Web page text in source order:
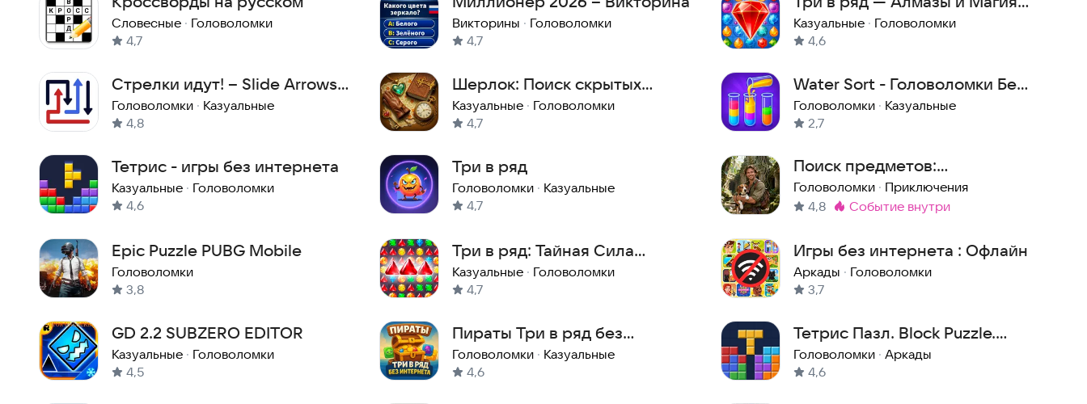
Словесные · Головоломки
4,7
Викторины · Головоломки
4,7
камней в лесу
Казуальные · Головоломки
4,6
Стрелки идут! – Slide Arrows
GO!
Головоломки · Казуальные
4,8
Шерлок: Поиск скрытых
предметов
Казуальные · Головоломки
4,7
Water Sort - Головоломки Без
Интернета
Головоломки · Казуальные
2,7
Тетрис - игры без интернета
Казуальные · Головоломки
4,6
Три в ряд
Головоломки · Казуальные
4,7
Поиск предметов:
Затерянный остров 2
Головоломки · Приключения
4,8
Метка:
событие внутри
Epic Puzzle PUBG Mobile
Головоломки
3,8
Три в ряд: Тайная Сила
Самоцветов
Казуальные · Головоломки
4,7
Игры без интернета : Офлайн
Аркады · Головоломки
3,7
GD 2.2 SUBZERO EDITOR
Казуальные · Головоломки
4,5
Пираты Три в ряд без
интернета
Головоломки · Казуальные
4,6
Тетрис Пазл. Block Puzzle.
Блок Пазл
Головоломки · Аркады
4,6